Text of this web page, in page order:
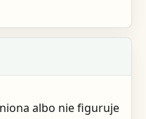
albo nie figuruje